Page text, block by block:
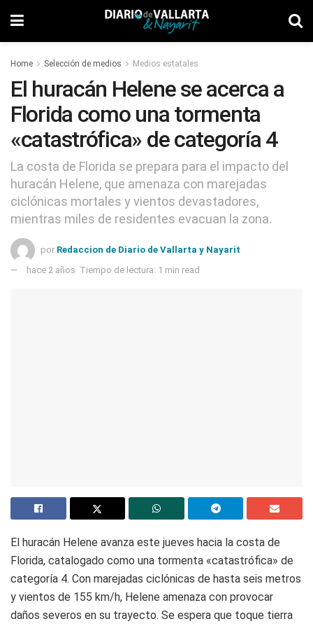
Home Selección de medios Medios estatales
El huracán Helene se acerca a
Florida como una tormenta
«catastrófica» de categoría 4
La costa de Florida se prepara para el impacto del
huracán Helene, que amenaza con marejadas
ciclónicas mortales y vientos devastadores,
mientras miles de residentes evacuan la zona.
por Redaccion de Diario de Vallarta y Nayarit
hace 2 años Tiempo de lectura: 1 min read
El huracán Helene avanza este jueves hacia la costa de
Florida, catalogado como una tormenta «catastrófica» de
categoría 4. Con marejadas ciclónicas de hasta seis metros
y vientos de 155 km/h, Helene amenaza con provocar
daños severos en su trayecto. Se espera que toque tierra